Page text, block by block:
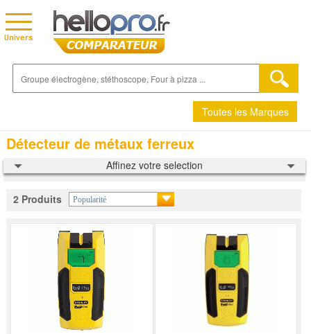
Toutes les Marques
Affinez votre selection
Détecteur de métaux ferreux
2 Produits Popularité